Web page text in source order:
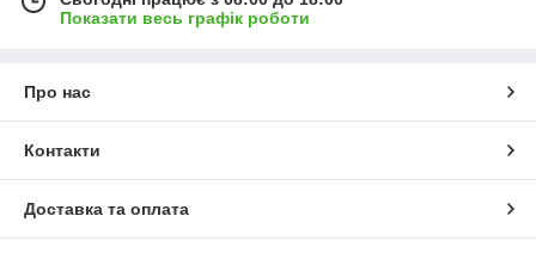
Показати весь графік роботи
Про нас
Контакти
Доставка та оплата